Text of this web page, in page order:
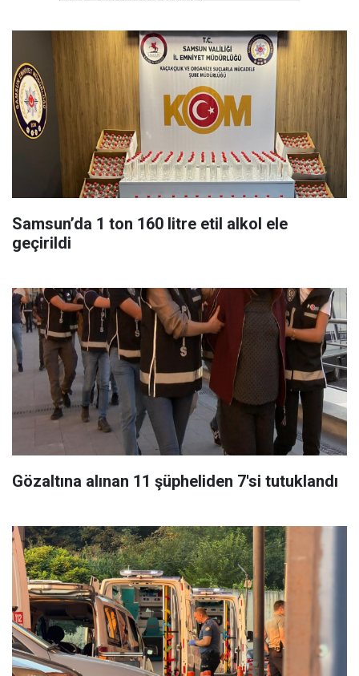
Samsun’da 1 ton 160 litre etil alkol ele
geçirildi
Gözaltına alınan 11 şüpheliden 7'si tutuklandı